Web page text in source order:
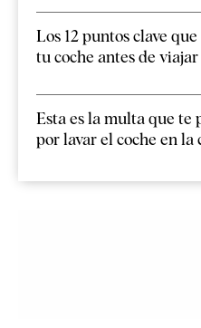
Los 12 puntos clave
tu coche antes de viajar
Esta es la multa que te
por lavar el coche en la